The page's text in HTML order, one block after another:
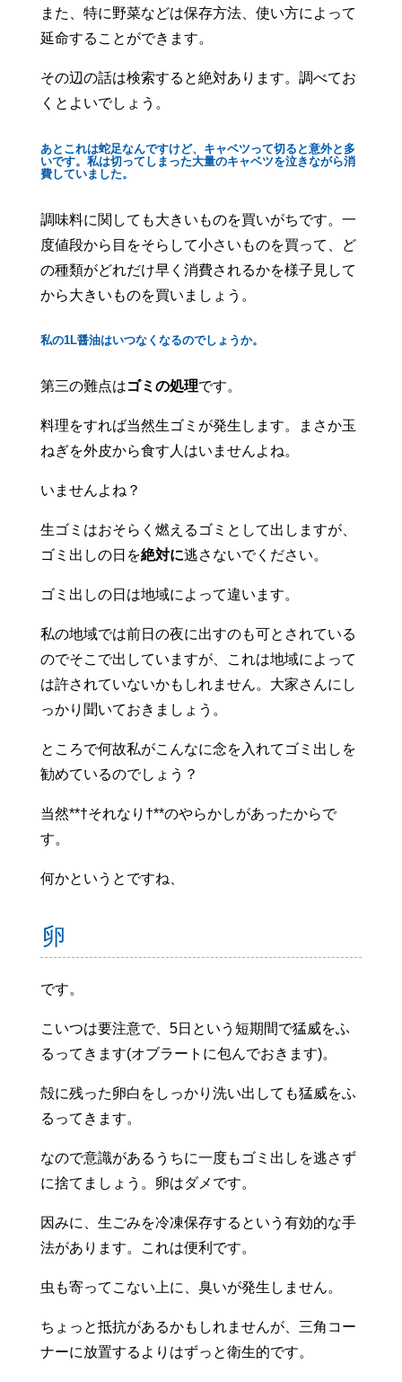
また、特に野菜などは保存方法、使い方によって
延命することができます。
その辺の話は検索すると絶対あります。調べてお
くとよいでしょう。
あとこれは蛇足なんですけど、キャベツって切ると意外と多
いです。私は切ってしまった大量のキャベツを泣きながら消
費していました。
調味料に関しても大きいものを買いがちです。一
度値段から目をそらして小さいものを買って、ど
の種類がどれだけ早く消費されるかを様子見して
から大きいものを買いましょう。
私の1L醤油はいつなくなるのでしょうか。
第三の難点はゴミの処理です。
料理をすれば当然生ゴミが発生します。まさか玉
ねぎを外皮から食す人はいませんよね。
いませんよね？
生ゴミはおそらく燃えるゴミとして出しますが、
ゴミ出しの日を絶対に逃さないでください。
ゴミ出しの日は地域によって違います。
私の地域では前日の夜に出すのも可とされている
のでそこで出していますが、これは地域によって
は許されていないかもしれません。大家さんにし
っかり聞いておきましょう。
ところで何故私がこんなに念を入れてゴミ出しを
勧めているのでしょう？
当然**†それなり†**のやらかしがあったからで
す。
何かというとですね、
卵
です。
こいつは要注意で、5日という短期間で猛威をふ
るってきます(オブラートに包んでおきます)。
殻に残った卵白をしっかり洗い出しても猛威をふ
るってきます。
なので意識があるうちに一度もゴミ出しを逃さず
に捨てましょう。卵はダメです。
因みに、生ごみを冷凍保存するという有効的な手
法があります。これは便利です。
虫も寄ってこない上に、臭いが発生しません。
ちょっと抵抗があるかもしれませんが、三角コー
ナーに放置するよりはずっと衛生的です。